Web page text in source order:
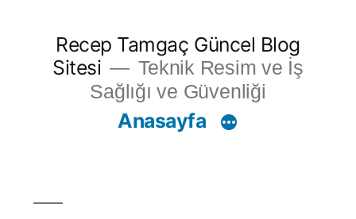
geç
Recep Tamgaç Güncel Blog
Sitesi
Teknik Resim ve İş
Sağlığı ve Güvenliği
Anasayfa